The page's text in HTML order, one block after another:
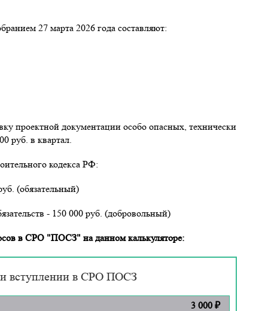
27 марта 2026 года составляют:
проектной документации особо опасных, технически
руб. в квартал.
кодекса РФ:
(обязательный)
- 150 000 руб. (добровольный)
в СРО "ПОСЗ" на данном калькуляторе:
вступлении в СРО ПОСЗ
3 000 ₽